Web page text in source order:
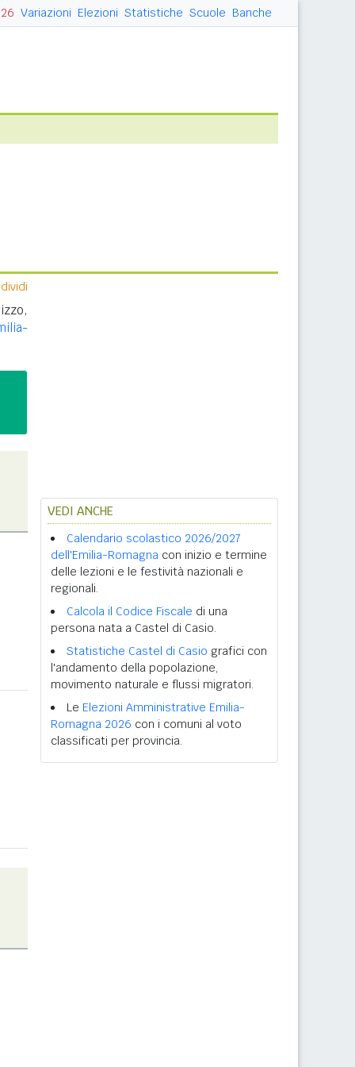
Variazioni Elezioni Statistiche Scuole Banche
VEDI ANCHE
Calendario scolastico 2026/2027
dell'Emilia-Romagna con inizio e termine
delle lezioni e le festività nazionali e
regionali.
Calcola il Codice Fiscale di una
persona nata a Castel di Casio.
Statistiche Castel di Casio grafici con
l'andamento della popolazione,
movimento naturale e flussi migratori.
Le Elezioni Amministrative Emilia-
Romagna 2026 con i comuni al voto
classificati per provincia.